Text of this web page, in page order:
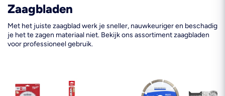
Zaagbladen
Met het juiste zaagblad werk je sneller, nauwkeuriger en beschadig
je het te zagen materiaal niet. Bekijk ons assortiment zaagbladen
voor professioneel gebruik.